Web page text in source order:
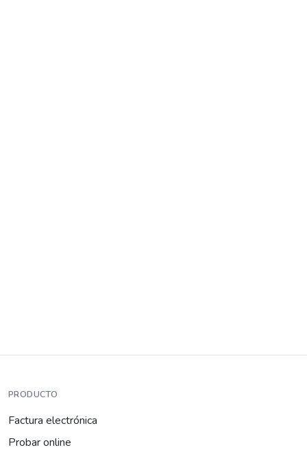
PRODUCTO
Factura electrónica
Probar online